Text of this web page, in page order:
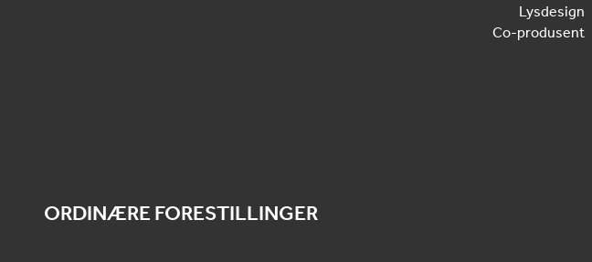
Lysdesign
Co-produsent
ORDINÆRE FORESTILLINGER